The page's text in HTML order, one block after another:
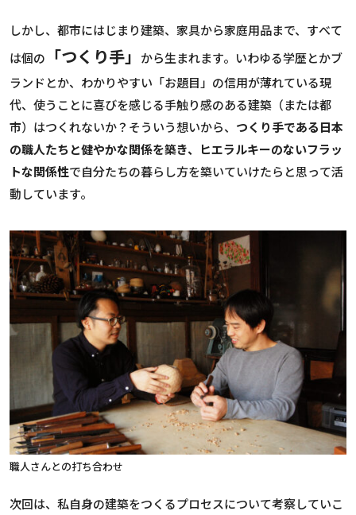
しかし、都市にはじまり建築、家具から家庭用品まで、すべて
は個の
「つくり手」
から生まれます。いわゆる学歴とかブ
ランドとか、わかりやすい「お題目」の信用が薄れている現
代、使うことに喜びを感じる手触り感のある建築（または都
市）はつくれないか？そういう想いから、 つくり手である日本
の職人たちと健やかな関係を築き、ヒエラルキーのないフラッ
トな関係性で自分たちの暮らし方を築いていけたらと思って活
動しています。
職人さんとの打ち合わせ
次回は、私自身の建築をつくるプロセスについて考察していこ